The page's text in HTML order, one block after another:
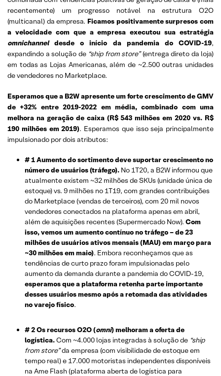
recentemente) um progresso notável na estrutura O2O
(multicanal) da empresa. Ficamos positivamente surpresos com
a velocidade com que a empresa executou sua estratégia
omnichanneldesde o início da pandemia do COVID-19,
expandindo a solução de “ship from store”(entrega direto da loja)
em todas as Lojas Americanas, além de ~2.500 outras unidades
de vendedores no Marketplace.
Esperamos que a B2W apresente um forte crescimento de GMV
de +32% entre 2019-2022 em média, combinado com uma
melhora na geração de caixa (R$ 543 milhões em 2020 vs. R$
190 milhões em 2019). Esperamos que isso seja principalmente
impulsionado por dois atributos:
# 1 Aumento do sortimento deve suportar crescimento no
número de usuários (tráfego). No 1T20, a B2W informou que
atualmente existem ~32 milhões de SKUs (unidade única de
estoque) vs. 9 milhões no 1T19, com grandes contribuições
do Marketplace (vendas de terceiros), com 20 mil novos
vendedores conectados na plataforma apenas em abril,
além de aquisições recentes (Supermercado Now). Com
isso, vemos um aumento contínuo no tráfego – de 23
milhões de usuários ativos mensais (MAU) em março para
~30 milhões em maio). Embora reconheçamos que as
tendências de curto prazo foram impulsionadas pelo
aumento da demanda durante a pandemia do COVID-19,
esperamos que a plataforma retenha parte importante
desses usuários mesmo após a retomada das atividades
no varejo físico.
# 2 Os recursos O2O (omni) melhoram a oferta de
logística.Com ~4.000 lojas integradas à solução de “ship
from store”da empresa (com visibilidade de estoque em
tempo real) e 17.000 motoristas independentes disponíveis
na Ame Flash (plataforma aberta de logística para